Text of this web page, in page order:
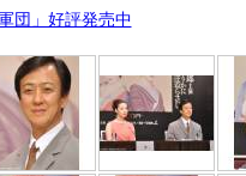
団」好評発売中